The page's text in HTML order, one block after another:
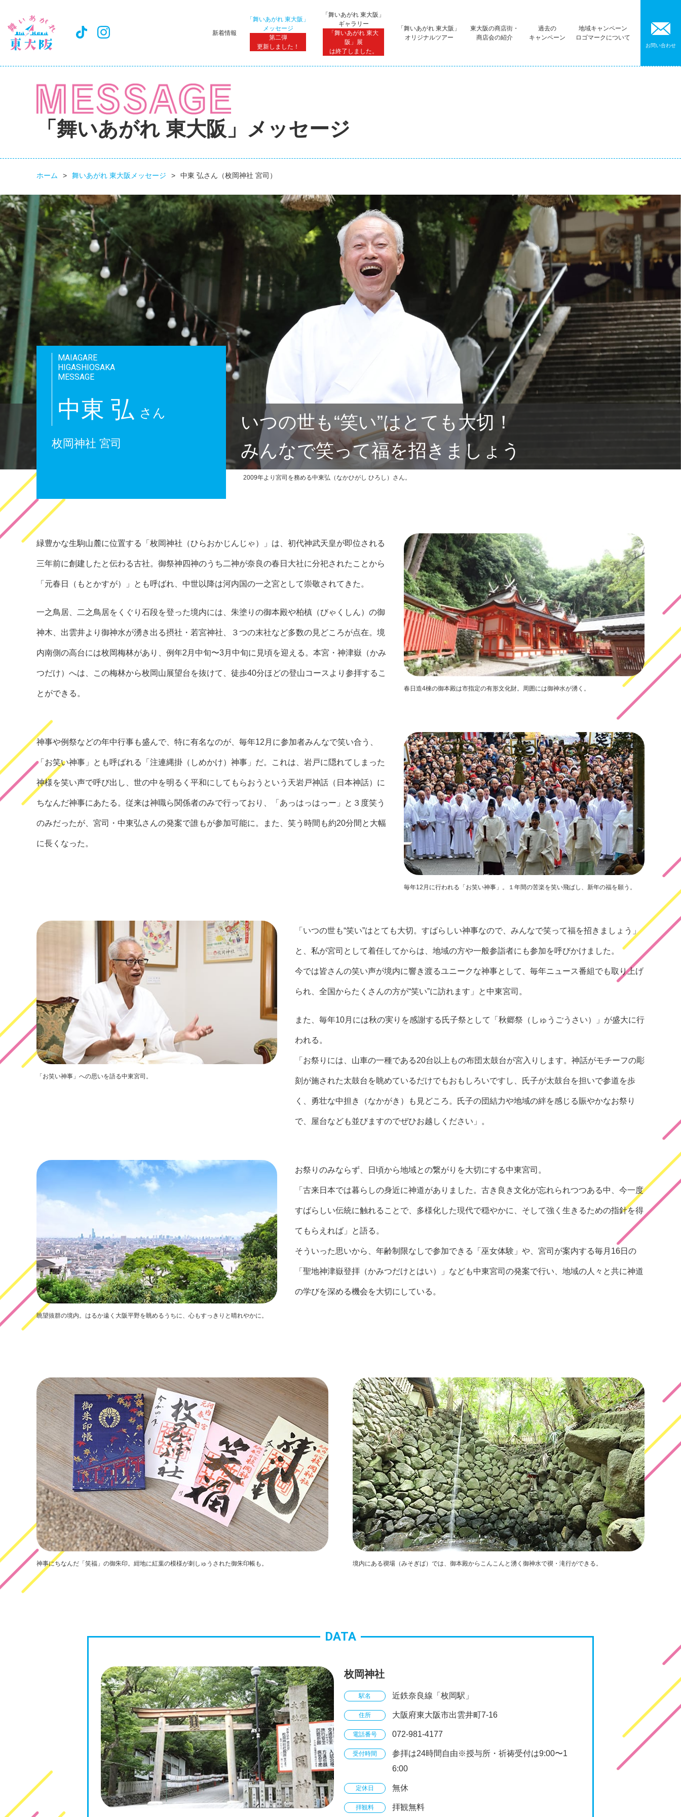
新着情報
「舞いあがれ 東大阪」
メッセージ
第二弾
更新しました！
「舞いあがれ 東大阪」
ギャラリー
「舞いあがれ 東大
阪」展
は終了しました。
「舞いあがれ 東大阪」
オリジナルツアー
東大阪の商店街・
商店会の紹介
過去の
キャンペーン
地域キャンペーン
ロゴマークについて
お問い合わせ
「舞いあがれ 東大阪」メッセージ
ホーム 舞いあがれ 東大阪メッセージ 中東 弘さん（枚岡神社 宮司）
MAIAGARE
HIGASHIOSAKA
MESSAGE
中東 弘 さん
枚岡神社 宮司
2009年より宮司を務める中東弘（なかひがし ひろし）さん。
いつの世も“笑い”はとても大切！
みんなで笑って福を招きましょう
緑豊かな生駒山麓に位置する「枚岡神社（ひらおかじんじゃ）」は、初代神武天皇が即位される
三年前に創建したと伝わる古社。御祭神四神のうち二神が奈良の春日大社に分祀されたことから
「元春日（もとかすが）」とも呼ばれ、中世以降は河内国の一之宮として崇敬されてきた。
一之鳥居、二之鳥居をくぐり石段を登った境内には、朱塗りの御本殿や柏槙（びゃくしん）の御
神木、出雲井より御神水が湧き出る摂社・若宮神社、３つの末社など多数の見どころが点在。境
内南側の高台には枚岡梅林があり、例年2月中旬〜3月中旬に見頃を迎える。本宮・神津嶽（かみ
つだけ）へは、この梅林から枚岡山展望台を抜けて、徒歩40分ほどの登山コースより参拝するこ
とができる。
春日造4棟の御本殿は市指定の有形文化財。周囲には御神水が湧く。
神事や例祭などの年中行事も盛んで、特に有名なのが、毎年12月に参加者みんなで笑い合う、
「お笑い神事」とも呼ばれる「注連縄掛（しめかけ）神事」だ。これは、岩戸に隠れてしまった
神様を笑い声で呼び出し、世の中を明るく平和にしてもらおうという天岩戸神話（日本神話）に
ちなんだ神事にあたる。従来は神職ら関係者のみで行っており、「あっはっはっー」と３度笑う
のみだったが、宮司・中東弘さんの発案で誰もが参加可能に。また、笑う時間も約20分間と大幅
に長くなった。
毎年12月に行われる「お笑い神事」。１年間の苦楽を笑い飛ばし、新年の福を願う。
「お笑い神事」への思いを語る中東宮司。
「いつの世も“笑い”はとても大切。すばらしい神事なので、みんなで笑って福を招きましょう」
と、私が宮司として着任してからは、地域の方や一般参詣者にも参加を呼びかけました。
今では皆さんの笑い声が境内に響き渡るユニークな神事として、毎年ニュース番組でも取り上げ
られ、全国からたくさんの方が“笑い”に訪れます」と中東宮司。
また、毎年10月には秋の実りを感謝する氏子祭として「秋郷祭（しゅうごうさい）」が盛大に行
われる。
「お祭りには、山車の一種である20台以上もの布団太鼓台が宮入りします。神話がモチーフの彫
刻が施された太鼓台を眺めているだけでもおもしろいですし、氏子が太鼓台を担いで参道を歩
く、勇壮な中担き（なかがき）も見どころ。氏子の団結力や地域の絆を感じる賑やかなお祭り
で、屋台なども並びますのでぜひお越しください」。
眺望抜群の境内。はるか遠く大阪平野を眺めるうちに、心もすっきりと晴れやかに。
お祭りのみならず、日頃から地域との繋がりを大切にする中東宮司。
「古来日本では暮らしの身近に神道がありました。古き良き文化が忘れられつつある中、今一度
すばらしい伝統に触れることで、多様化した現代で穏やかに、そして強く生きるための指針を得
てもらえれば」と語る。
そういった思いから、年齢制限なしで参加できる「巫女体験」や、宮司が案内する毎月16日の
「聖地神津嶽登拝（かみつだけとはい）」なども中東宮司の発案で行い、地域の人々と共に神道
の学びを深める機会を大切にしている。
神事にちなんだ「笑福」の御朱印。紺地に紅葉の模様が刺しゅうされた御朱印帳も。 境内にある禊場（みそぎば）では、御本殿からこんこんと湧く御神水で禊・滝行ができる。
DATA
枚岡神社
駅名 近鉄奈良線「枚岡駅」
住所 大阪府東大阪市出雲井町7-16
電話番号 072-981-4177
受付時間
参拝は24時間自由※授与所・祈祷受付は9:00〜1
6:00
定休日 無休
拝観料 拝観無料